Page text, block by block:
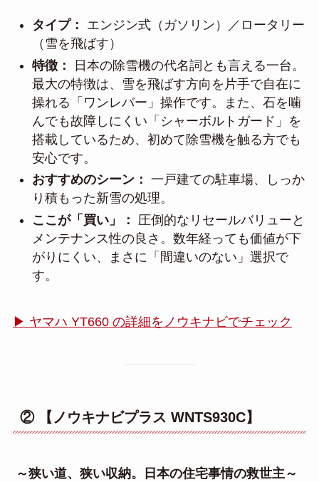
タイプ：
エンジン式（ガソリン）／ロータリー
（雪を飛ばす）
特徴：
日本の除雪機の代名詞とも言える一台。
最大の特徴は、雪を飛ばす方向を片手で自在に
操れる「ワンレバー」操作です。また、石を噛
んでも故障しにくい「シャーボルトガード」を
搭載しているため、初めて除雪機を触る方でも
安心です。
おすすめのシーン： 一戸建ての駐車場、しっか
り積もった新雪の処理。
ここが「買い」：
圧倒的なリセールバリューと
メンテナンス性の良さ。数年経っても価値が下
がりにくい、まさに「間違いのない」選択で
す。
▶ ヤマハ YT660 の詳細をノウキナビでチェック
② 【ノウキナビプラス WNTS930C】
～狭い道、狭い収納。日本の住宅事情の救世主～